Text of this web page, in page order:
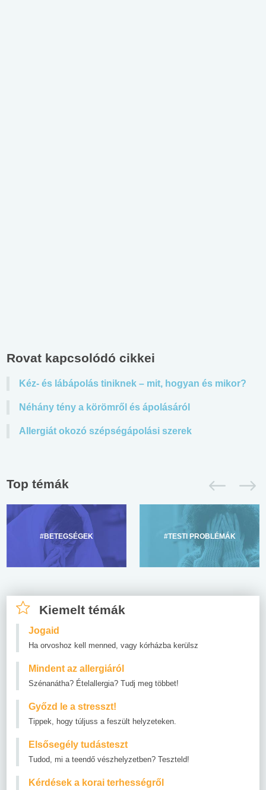
Rovat kapcsolódó cikkei
Kéz- és lábápolás tiniknek – mit, hogyan és mikor?
Néhány tény a körömről és ápolásáról
Allergiát okozó szépségápolási szerek
Top témák
#BETEGSÉGEK #TESTI PROBLÉMÁK
Kiemelt témák
Jogaid
Ha orvoshoz kell menned, vagy kórházba kerülsz
Mindent az allergiáról
Szénanátha? Ételallergia? Tudj meg többet!
Győzd le a stresszt!
Tippek, hogy túljuss a feszült helyzeteken.
Elsősegély tudásteszt
Tudod, mi a teendő vészhelyzetben? Teszteld!
Kérdések a korai terhességről